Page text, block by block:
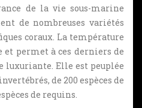
de la vie sous-marine
de nombreuses variétés
coraux. La température
permet à ces derniers de
luxuriante. Elle est peuplée
de 200 espèces de
de requins.